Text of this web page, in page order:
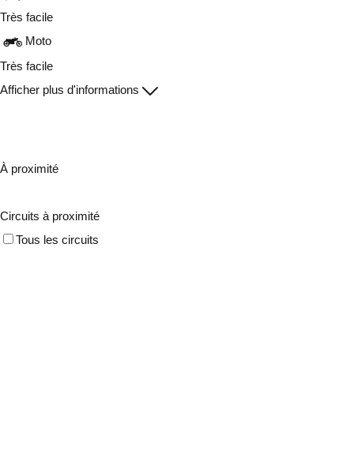
Très facile
Moto
Très facile
Afficher plus d'informations
À proximité
Circuits à proximité
Tous les circuits